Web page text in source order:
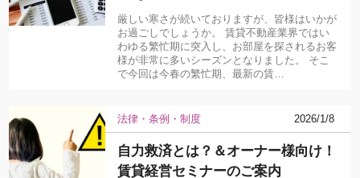
厳しい寒さが続いておりますが、皆様はいかが
お過ごしでしょうか。 賃貸不動産業界ではい
わゆる繁忙期に突入し、お部屋を探されるお客
様が非常に多いシーズンとなりました。 そこ
で今回は今春の繁忙期、最新の賃…
法律・条例・制度 2026/1/8
自力救済とは？＆オーナー様向け！
賃貸経営セミナーのご案内